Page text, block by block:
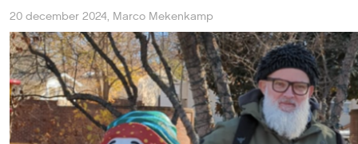
20 december 2024, Marco Mekenkamp